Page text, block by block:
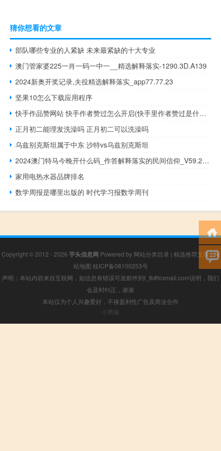
猜你想看的文章
部队哪些专业的人紧缺 未来最紧缺的十大专业
澳门管家婆225一肖一码一中一__精选解释落实-1290.3D.A139
2024新奥开奖记录,夫役精选解释落实_app77.77.23
坚果10怎么下载应用程序
快手作品赞网站 快手作者赞过怎么开启(快手里作者赞过是什么意思)
正月初二能理发洗澡吗 正月初二可以洗澡吗
乌兹别克斯坦属于中东 沙特vs乌兹别克斯坦
2024澳门特马今晚开什么码_作答解释落实的民间信仰_V59.26.23
家用电热水器品牌排名
数学周报是哪里出版的 时代学习报数学周刊
Copyright © 2012 - 2026 芋头信息网 Powered by 网站分类目录 | 精选推荐文章|网
站地图 桂ICP备08100253号
声明：本站内容来自互联网，如信息有错误可发邮件到f_fb#foxmail.com说明，我们
会及时纠正，谢谢
本站仅为个人兴趣爱好，不接盈利性广告及商业合作
小男孩